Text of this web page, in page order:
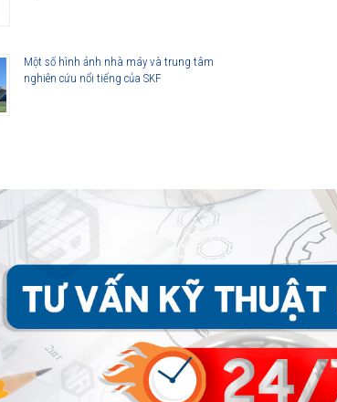
Một số hình ảnh nhà máy và trung tâm
nghiên cứu nổi tiếng của SKF